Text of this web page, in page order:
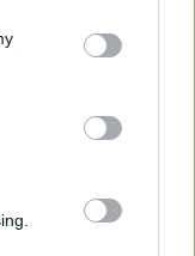
φέρονται να